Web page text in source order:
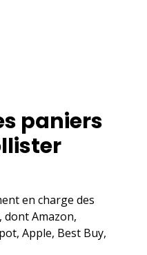
paniers
en charge des
Amazon,
Apple, Best Buy,